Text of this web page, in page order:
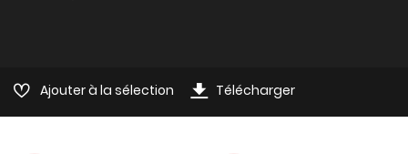
Ajouter à la sélection Télécharger